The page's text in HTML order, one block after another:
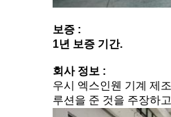
보증 :
1년 보증 기간.
회사 정보 :
우시 엑스인웬 기계 제
루션을 준 것을 주장하